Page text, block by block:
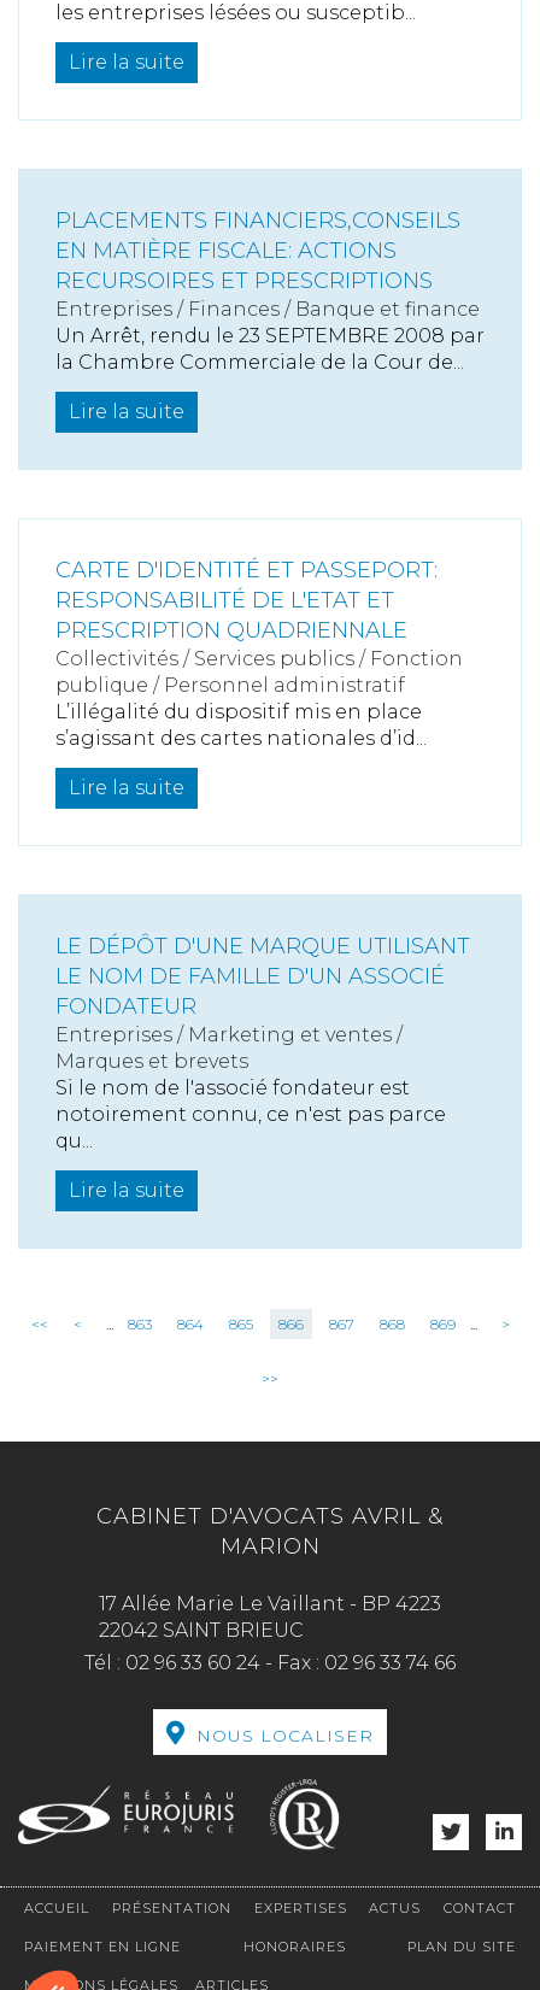
les entreprises lésées ou susceptib...
Lire la suite
PLACEMENTS FINANCIERS,CONSEILS
EN MATIÈRE FISCALE: ACTIONS
RECURSOIRES ET PRESCRIPTIONS
Entreprises / Finances / Banque et finance
Un Arrêt, rendu le 23 SEPTEMBRE 2008 par
la Chambre Commerciale de la Cour de...
Lire la suite
CARTE D'IDENTITÉ ET PASSEPORT:
RESPONSABILITÉ DE L'ETAT ET
PRESCRIPTION QUADRIENNALE
Collectivités / Services publics / Fonction
publique / Personnel administratif
L’illégalité du dispositif mis en place
s’agissant des cartes nationales d’id...
Lire la suite
LE DÉPÔT D'UNE MARQUE UTILISANT
LE NOM DE FAMILLE D'UN ASSOCIÉ
FONDATEUR
Entreprises / Marketing et ventes /
Marques et brevets
Si le nom de l'associé fondateur est
notoirement connu, ce n'est pas parce
qu...
Lire la suite
<< < ... 863 864 865 866 867 868 869 ... >
>>
CABINET D'AVOCATS AVRIL &
MARION
17 Allée Marie Le Vaillant - BP 4223
22042 SAINT BRIEUC
Tél : 02 96 33 60 24 - Fax : 02 96 33 74 66
NOUS LOCALISER
ACCUEIL PRÉSENTATION EXPERTISES ACTUS CONTACT
PAIEMENT EN LIGNE HONORAIRES PLAN DU SITE
MENTIONS LÉGALES ARTICLES